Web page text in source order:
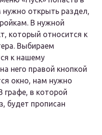
нужно открыть раздел,
В нужной
который относится к
Выбираем
к нашему
него правой кнопкой
окно, нам нужно
графе, в которой
будет прописан